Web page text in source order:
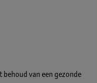
van een gezonde